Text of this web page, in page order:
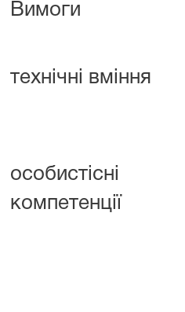
Вимоги
технічні вміння
особистісні
компетенції